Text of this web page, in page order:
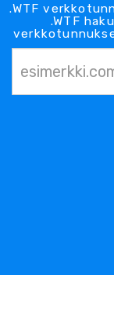
.WTF
.WTF